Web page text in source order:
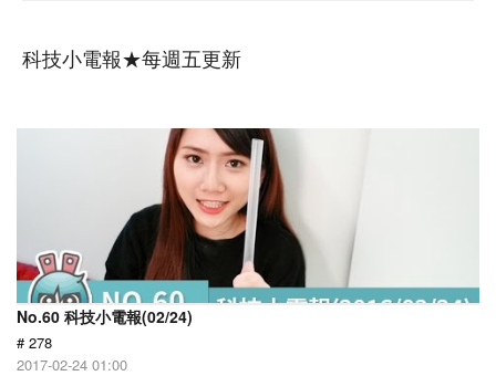
科技小電報★每週五更新
No.60 科技小電報(02/24)
# 278
2017-02-24 01:00